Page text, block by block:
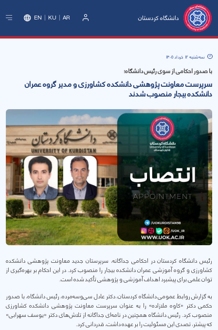
دانشگاه کردستان EN KU AR
سه‌شنبه 12 خرداد 1405
با صدور احکامی از سوی رئیس دانشگاه؛
سرپرست معاونت پژوهشی دانشکده کشاورزی و مدیر گروه عمران
دانشکده بیجار منصوب شدند
رئیس دانشگاه کردستان در احکامی جداگانه، سرپرستان جدید معاونت پژوهشی دانشکده
کشاورزی و گروه آموزشی عمران دانشکده بیجار را منصوب کرد. در این احکام بر بهره‌گیری از
توان علمی برای پیشبرد اهداف آموزشی و پژوهشی تأکید شده است.
به گزارش روابط عمومی دانشگاه کردستان، دکتر عادل سی‌وسه‌مرده، رئیس دانشگاه، با صدور
حکمی دکتر «کاوه ملازاده» را به عنوان سرپرست معاونت پژوهشی دانشکده کشاورزی
منصوب کرد. رئیس دانشگاه همچنین در نامه‌ای جداگانه از تلاش‌های دکتر «یوسف سهرابی»
که پیشتر، تصدی این مسئولیت را بر عهده داشت، قدردانی کرد.